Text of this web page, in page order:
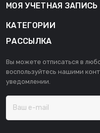
МОЯ УЧЕТНАЯ ЗАПИСЬ
КАТЕГОРИИ
РАССЫЛКА
Вы можете отписаться в
воспользуйтесь нашими
уведомлении.